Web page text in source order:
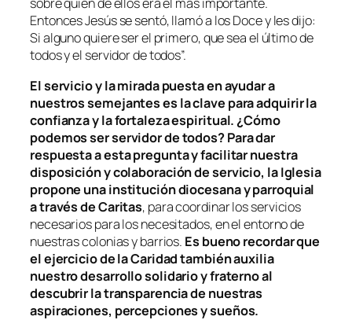
sobre quién de ellos era el más importante.
Entonces Jesús se sentó, llamó a los Doce y les dijo:
Si alguno quiere ser el primero, que sea el último de
todos y el servidor de todos”.
El servicio y la mirada puesta en ayudar a
nuestros semejantes es la clave para adquirir la
confianza y la fortaleza espiritual. ¿Cómo
podemos ser servidor de todos? Para dar
respuesta a esta pregunta y facilitar nuestra
disposición y colaboración de servicio, la Iglesia
propone una institución diocesana y parroquial
a través de Caritas, para coordinar los servicios
necesarios para los necesitados, en el entorno de
nuestras colonias y barrios. Es bueno recordar que
el ejercicio de la Caridad también auxilia
nuestro desarrollo solidario y fraterno al
descubrir la transparencia de nuestras
aspiraciones, percepciones y sueños.